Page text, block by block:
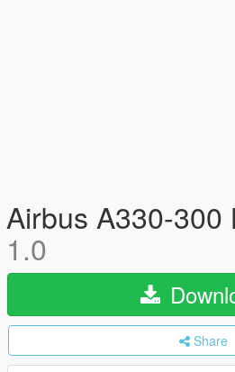
Airbus A330-300
1.0
Share